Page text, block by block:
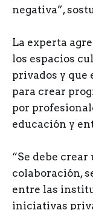
negativa”,
La experta
los espacios
privados y que
para crear
por
educación y
“Se debe
colaboración,
entre las
iniciativas